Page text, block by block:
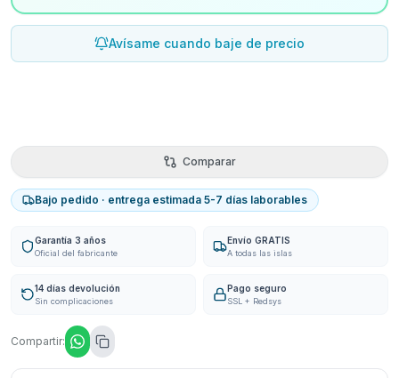
Avísame cuando baje de precio
Comparar
Bajo pedido · entrega estimada 5-7 días laborables
Garantía 3 años
Oficial del fabricante
Envío GRATIS
A todas las islas
14 días devolución
Sin complicaciones
Pago seguro
SSL + Redsys
Compartir: